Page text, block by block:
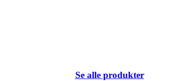
Se alle produkter